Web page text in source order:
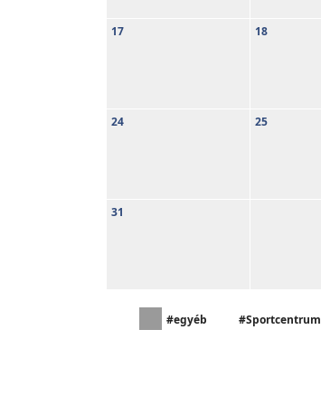
17 18
24 25
31
#egyéb #Sportcentrum